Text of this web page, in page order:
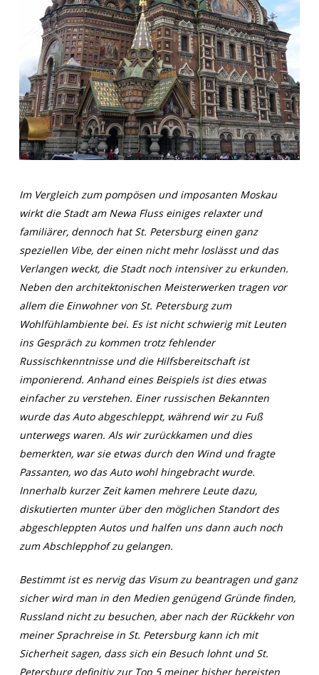
Im Vergleich zum pompösen und imposanten Moskau
wirkt die Stadt am Newa Fluss einiges relaxter und
familiärer, dennoch hat St. Petersburg einen ganz
speziellen Vibe, der einen nicht mehr loslässt und das
Verlangen weckt, die Stadt noch intensiver zu erkunden.
Neben den architektonischen Meisterwerken tragen vor
allem die Einwohner von St. Petersburg zum
Wohlfühlambiente bei. Es ist nicht schwierig mit Leuten
ins Gespräch zu kommen trotz fehlender
Russischkenntnisse und die Hilfsbereitschaft ist
imponierend. Anhand eines Beispiels ist dies etwas
einfacher zu verstehen. Einer russischen Bekannten
wurde das Auto abgeschleppt, während wir zu Fuß
unterwegs waren. Als wir zurückkamen und dies
bemerkten, war sie etwas durch den Wind und fragte
Passanten, wo das Auto wohl hingebracht wurde.
Innerhalb kurzer Zeit kamen mehrere Leute dazu,
diskutierten munter über den möglichen Standort des
abgeschleppten Autos und halfen uns dann auch noch
zum Abschlepphof zu gelangen.
Bestimmt ist es nervig das Visum zu beantragen und ganz
sicher wird man in den Medien genügend Gründe finden,
Russland nicht zu besuchen, aber nach der Rückkehr von
meiner Sprachreise in St. Petersburg kann ich mit
Sicherheit sagen, dass sich ein Besuch lohnt und St.
Petersburg definitiv zur Top 5 meiner bisher bereisten